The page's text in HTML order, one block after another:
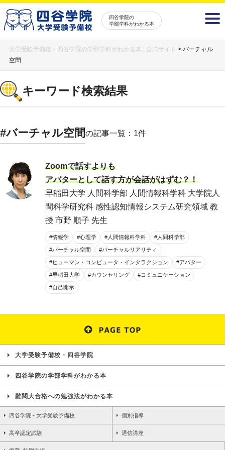
四谷学院の
学部学科がわかる本
大学受験予備校・四谷学院の学部学科がわかる本 | 公式サイト > バーチャル
空間
キーワード検索結果
#バーチャル空間の記事一覧：1件
Zoomで話すよりも
アバターとして話す方が会話がはずむ？！
早稲田大学 人間科学部 人間情報科学科 大学院人
間科学研究科 感性認知情報システム研究領域 教
授 市野 順子 先生
#情報学 #心理学 #人間情報科学科 #人間科学部
#バーチャル空間 #バーチャルリアリティ
#ヒューマン・コンピュータ・インタラクション #アバター
#早稲田大学 #カウンセリング #コミュニケーション
#自己開示
大学受験予備校・四谷学院
四谷学院の学部学科がわかる本
難関大合格への勉強法がわかる本
四谷学院 - 大学受験予備校 個別指導
高卒認定試験 通信講座